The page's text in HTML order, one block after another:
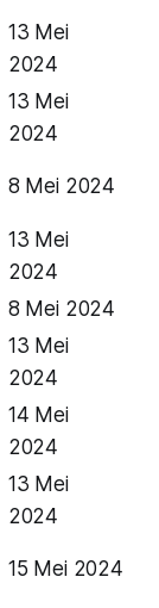
13 Mei
2024
13 Mei
2024
8 Mei 2024
13 Mei
2024
8 Mei 2024
13 Mei
2024
14 Mei
2024
13 Mei
2024
15 Mei 2024